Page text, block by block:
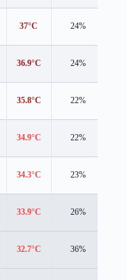
37°C 24%
36.9°C 24%
35.8°C 22%
34.9°C 22%
34.3°C 23%
33.9°C 26%
32.7°C 36%